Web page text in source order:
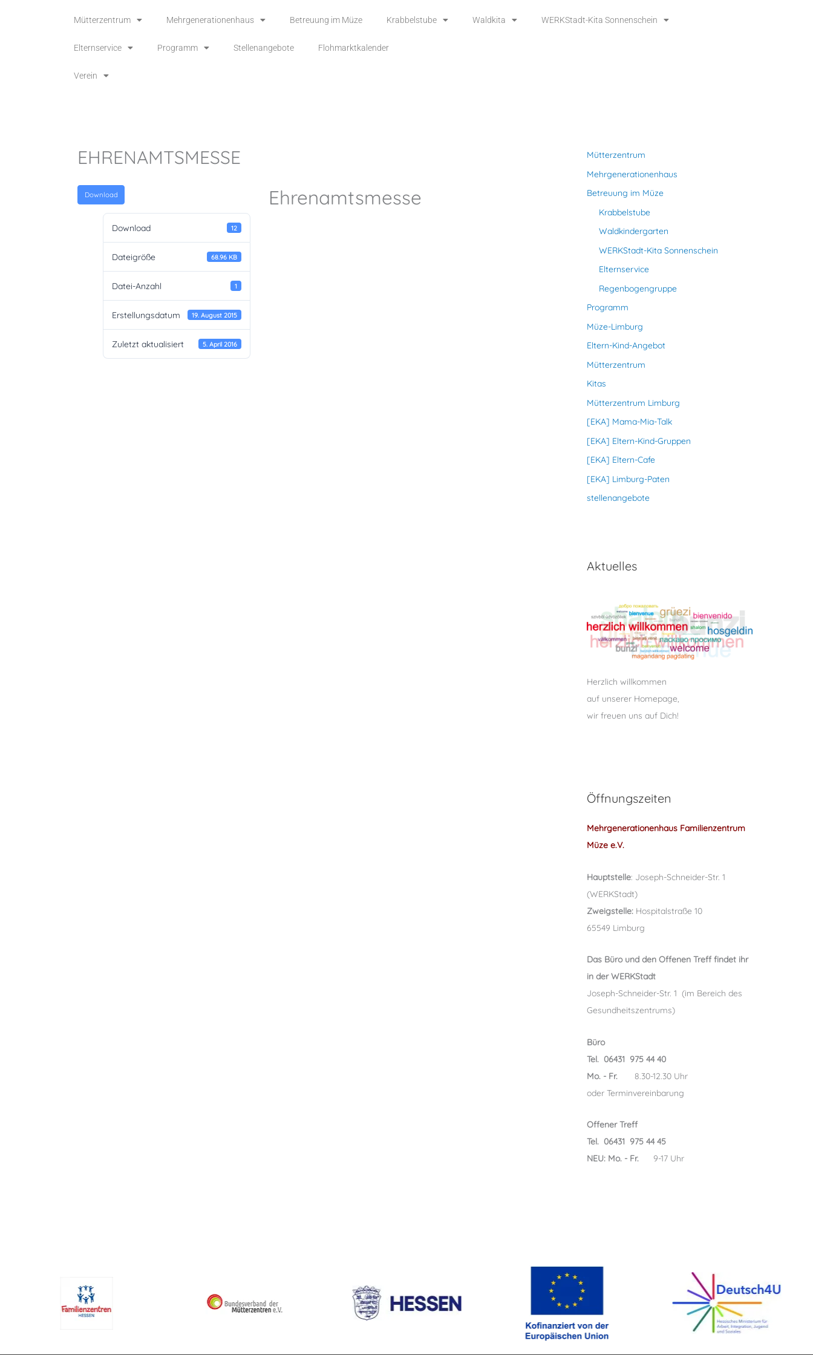
Mütterzentrum Mehrgenerationenhaus Betreuung im Müze Krabbelstube Waldkita WERKStadt-Kita Sonnenschein
Elternservice Programm Stellenangebote Flohmarktkalender
Verein
EHRENAMTSMESSE
Download
Download 12
Dateigröße 68.96 KB
Datei-Anzahl 1
Erstellungsdatum 19. August 2015
Zuletzt aktualisiert 5. April 2016
Ehrenamtsmesse
Mütterzentrum
Mehrgenerationenhaus
Betreuung im Müze
Krabbelstube
Waldkindergarten
WERKStadt-Kita Sonnenschein
Elternservice
Regenbogengruppe
Programm
Müze-Limburg
Eltern-Kind-Angebot
Mütterzentrum
Kitas
Mütterzentrum Limburg
[EKA] Mama-Mia-Talk
[EKA] Eltern-Kind-Gruppen
[EKA] Eltern-Cafe
[EKA] Limburg-Paten
stellenangebote
Aktuelles
Herzlich willkommen
auf unserer Homepage,
wir freuen uns auf Dich!
Öffnungszeiten
Mehrgenerationenhaus Familienzentrum
Müze e.V.
Hauptstelle: Joseph-Schneider-Str. 1
(WERKStadt)
Zweigstelle: Hospitalstraße 10
65549 Limburg
Das Büro und den Offenen Treff findet ihr
in der WERKStadt
Joseph-Schneider-Str. 1 (im Bereich des
Gesundheitszentrums)
Büro
Tel. 06431 975 44 40
Mo. - Fr.
8.30-12.30 Uhr
oder Terminvereinbarung
Offener Treff
Tel. 06431 975 44 45
NEU: Mo. - Fr. 9-17 Uhr